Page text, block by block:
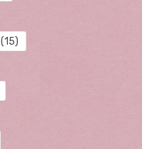
(15)